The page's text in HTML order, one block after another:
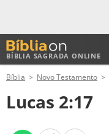
BÍBLIA SAGRADA ONLINE
ANTIGO TESTAMENTO
NOVO TESTAMENTO
Bíblia Novo Testamento
Lucas 2:17